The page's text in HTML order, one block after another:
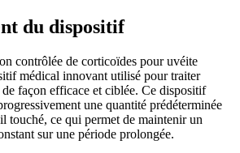
du dispositif
contrôlée de corticoïdes pour uvéite
médical innovant utilisé pour traiter
façon efficace et ciblée. Ce dispositif
une quantité prédéterminée
touché, ce qui permet de maintenir un
sur une période prolongée.